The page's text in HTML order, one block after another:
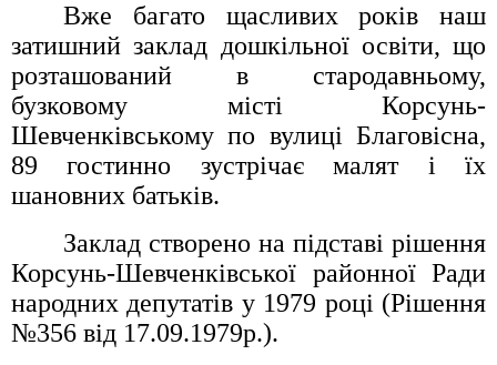
Вже багато щасливих років наш
затишний заклад дошкільної освіти, що
розташований в стародавньому,
бузковому місті Корсунь-
Шевченківському по вулиці Благовісна,
89 гостинно зустрічає малят і їх
шановних батьків.
Заклад створенона підставі рішення
Корсунь-Шевченківської районної Ради
народних депутатів у 1979 році (Рішення
№356 від 17.09.1979р.).